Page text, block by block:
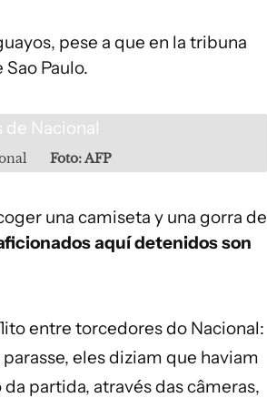
pese a que en la tribuna
Paulo.
Foto: AFP
una camiseta y una gorra de
aquí detenidos son
entre torcedores do Nacional:
eles diziam que haviam
partida, através das câmeras,